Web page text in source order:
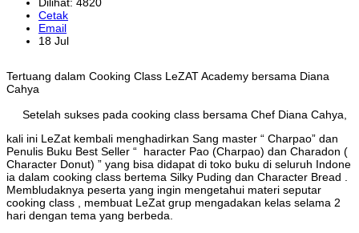
Cetak
Email
18 Jul
Tertuang dalam Cooking Class LeZAT Academy bersama Diana
Cahya
Setelah sukses pada cooking class bersama Chef Diana Cahya,
kali ini LeZat kembali menghadirkan Sang master “ Charpao” dan
Penulis Buku Best Seller “ haracter Pao (Charpao) dan Charadon (
Character Donut) ” yang bisa didapat di toko buku di seluruh Indone
ia dalam cooking class bertema Silky Puding dan Character Bread .
Membludaknya peserta yang ingin mengetahui materi seputar
cooking class , membuat LeZat grup mengadakan kelas selama 2
hari dengan tema yang berbeda.